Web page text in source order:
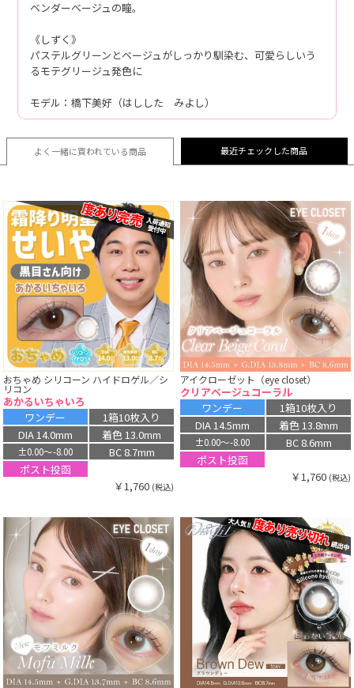
ベンダーベージュの瞳。
《しずく》
パステルグリーンとベージュがしっかり馴染む、可愛らしいう
るモテグリージュ発色に
モデル：橋下美好（はしした みよし）
よく一緒に買われている商品 最近チェックした商品
おちゃめ シリコーン ハイドロゲル／シ
リコン
あかるいちゃいろ
ワンデー
1箱10枚入り
DIA 14.0mm
着色 13.0mm
±0.00〜-8.00
BC 8.7mm
ポスト投函
￥1,760 (税込)
アイクローゼット（eye closet）
クリアベージュコーラル
ワンデー
1箱10枚入り
DIA 14.5mm
着色 13.8mm
±0.00〜-8.00
BC 8.6mm
ポスト投函
￥1,760 (税込)